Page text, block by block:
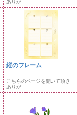
ありが...
縦のフレーム
こちらのページを開いて頂き
ありが...